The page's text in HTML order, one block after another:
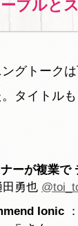
ブルと
グトーク
タイトル
ーが複業で
勇也
Ionic